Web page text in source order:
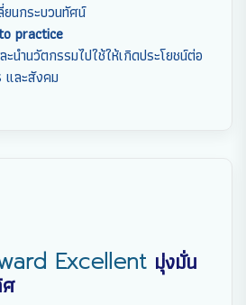
ยนกระบวนทัศน์
practice
ะนำนวัตกรรมไปใช้ให้เกิดประโยชน์ต่อ
และสังคม
Excellent มุ่งมั่น